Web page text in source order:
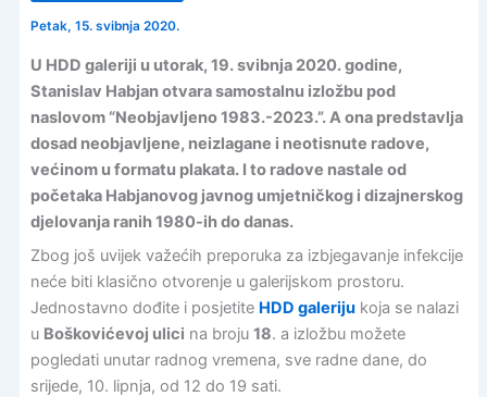
Petak, 15. svibnja 2020.
U HDD galeriji u utorak, 19. svibnja 2020. godine,
Stanislav Habjanotvara samostalnu izložbu pod
naslovom “Neobjavljeno 1983.-2023.”. A ona predstavlja
dosad neobjavljene, neizlagane i neotisnute radove,
većinom u formatu plakata. I to radove nastale od
početaka Habjanovog javnog umjetničkog i dizajnerskog
djelovanja ranih 1980-ih do danas.
Zbog još uvijek važećih preporuka za izbjegavanje infekcije
neće biti klasično otvorenje u galerijskom prostoru.
Jednostavno dođite i posjetite HDD galerijukoja se nalazi
u Boškovićevoj ulici na broju 18. a izložbu možete
pogledati unutar radnog vremena, sve radne dane, do
srijede, 10. lipnja, od 12 do 19 sati.